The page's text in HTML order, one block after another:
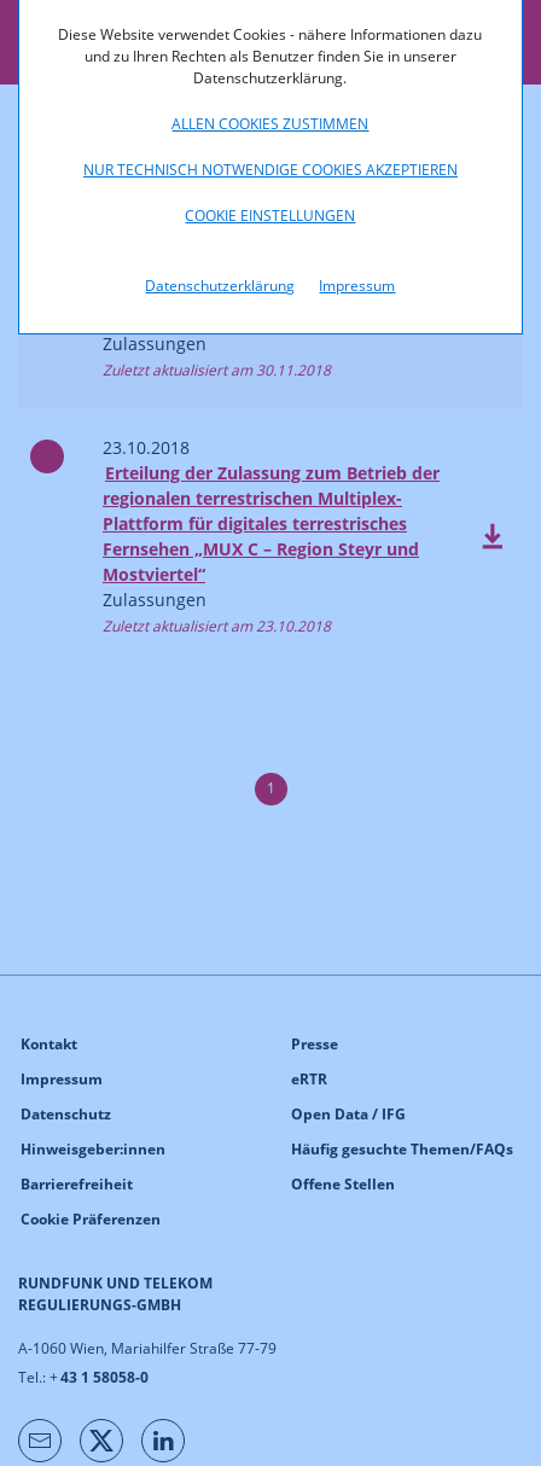
Diese Website verwendet Cookies - nähere Informationen dazu
und zu Ihren Rechten als Benutzer finden Sie in unserer
Datenschutzerklärung.
ALLEN COOKIES ZUSTIMMEN
NUR TECHNISCH NOTWENDIGE COOKIES AKZEPTIEREN
COOKIE EINSTELLUNGEN
Datenschutzerklärung Impressum
2018
terrestrischen Fernsehprogramms
Zulassungen
Zuletzt aktualisiert am 30.11.2018
23.10.2018
Erteilung der Zulassung zum Betrieb der
regionalen terrestrischen Multiplex-
Plattform für digitales terrestrisches
Fernsehen „MUX C – Region Steyr und
Mostviertel“
Zulassungen
Zuletzt aktualisiert am 23.10.2018
1
RUNDFUNK UND TELEKOM
REGULIERUNGS-GMBH
A-1060 Wien, Mariahilfer Straße 77-79
Tel.: +43 1 58058-0
Kontakt
Impressum
Datenschutz
Hinweisgeber:innen
Barrierefreiheit
Cookie Präferenzen
Presse
eRTR
Open Data / IFG
Häufig gesuchte Themen/FAQs
Offene Stellen